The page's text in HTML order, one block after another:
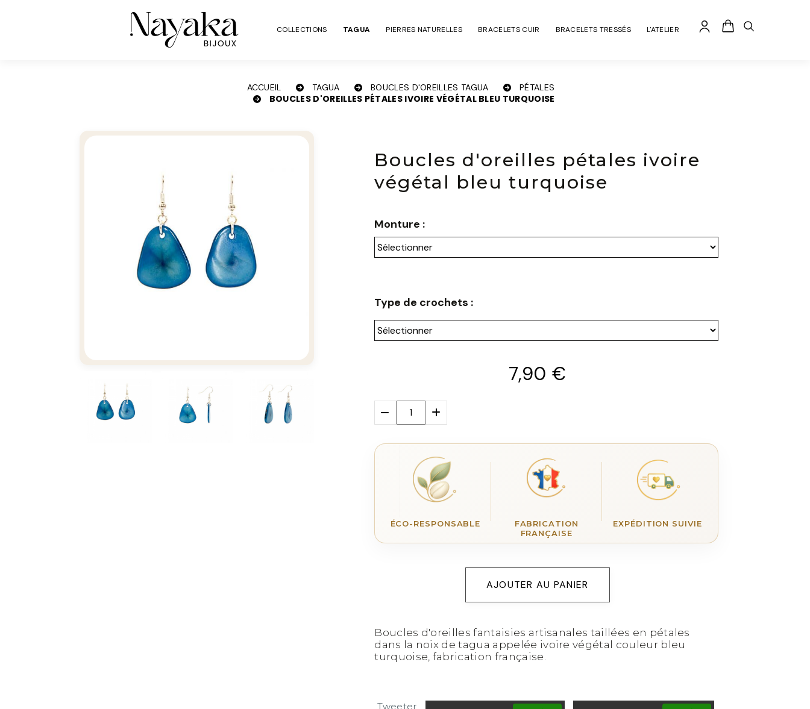
COLLECTIONS TAGUA PIERRES NATURELLES BRACELETS CUIR BRACELETS TRESSÉS L'ATELIER
ACCUEIL TAGUA BOUCLES D'OREILLES TAGUA PÉTALES
BOUCLES D'OREILLES PÉTALES IVOIRE VÉGÉTAL BLEU TURQUOISE
Boucles d'oreilles pétales ivoire
végétal bleu turquoise
Monture :
Type de crochets :
7,90 €
ÉCO-RESPONSABLE
FABRICATION
FRANÇAISE
EXPÉDITION SUIVIE
AJOUTER AU PANIER
Boucles d'oreilles fantaisies artisanales taillées en pétales
dans la noix de tagua appelée ivoire végétal couleur bleu
turquoise, fabrication française.
Tweeter